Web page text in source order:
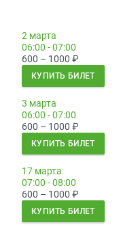
2 марта
06:00 - 07:00
600 – 1000 ₽
КУПИТЬ БИЛЕТ
3 марта
06:00 - 07:00
600 – 1000 ₽
КУПИТЬ БИЛЕТ
17 марта
07:00 - 08:00
600 – 1000 ₽
КУПИТЬ БИЛЕТ